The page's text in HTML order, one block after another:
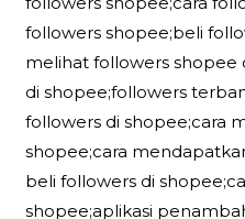
followers shopee;beli
melihat followers
di shopee;followers
followers di shopee;cara
shopee;cara
beli followers di
shopee;aplikasi